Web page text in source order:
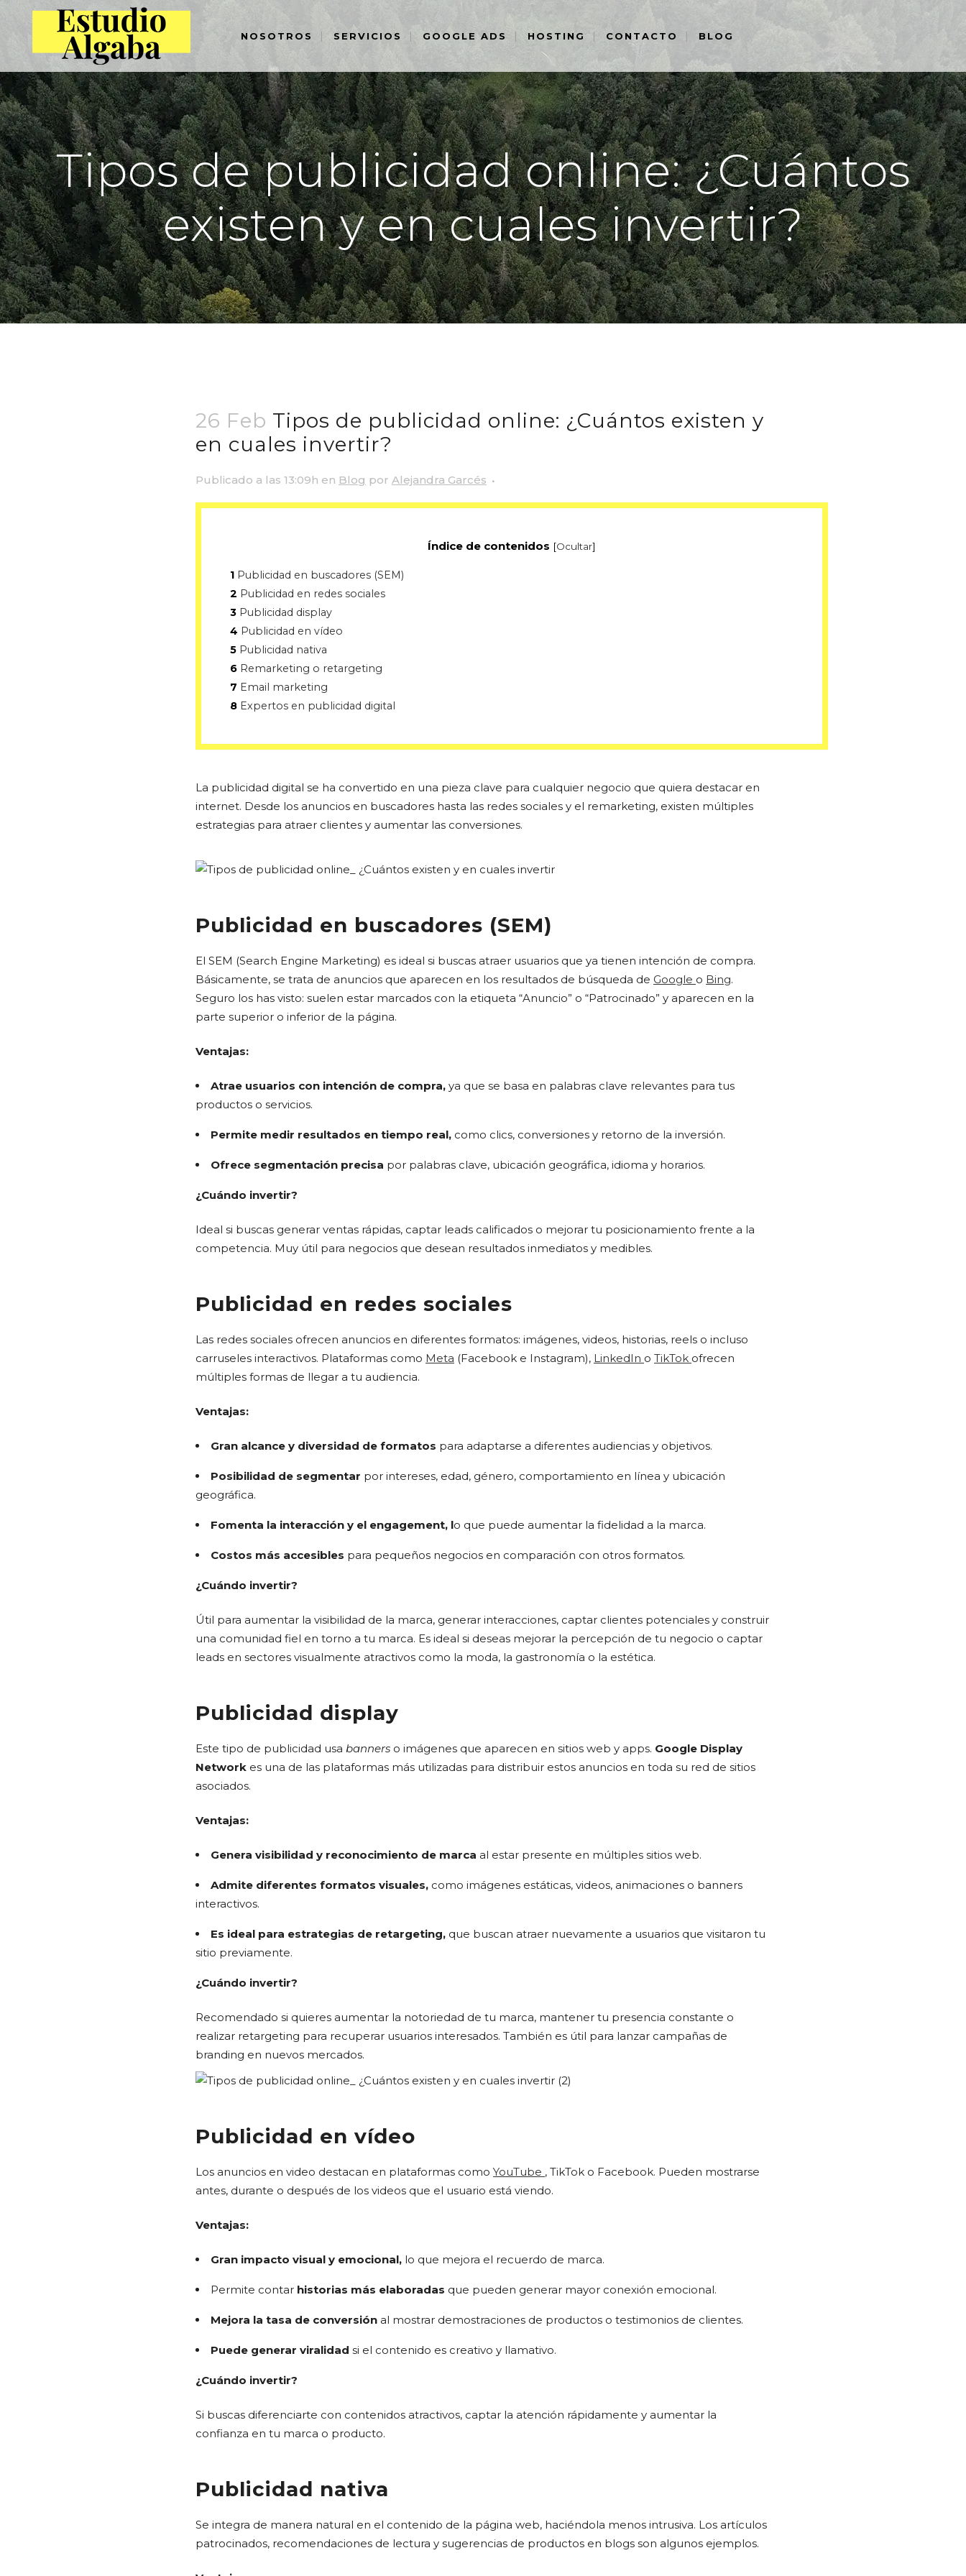
NOSOTROS SERVICIOS GOOGLE ADS HOSTING CONTACTO BLOG
Tipos de publicidad online: ¿Cuántos
existen y en cuales invertir?
26 Feb Tipos de publicidad online: ¿Cuántos existen y
en cuales invertir?
Publicado a las 13:09h en Blog por Alejandra Garcés
Índice de contenidos [Ocultar]
1 Publicidad en buscadores (SEM)
2 Publicidad en redes sociales
3 Publicidad display
4 Publicidad en vídeo
5 Publicidad nativa
6 Remarketing o retargeting
7 Email marketing
8 Expertos en publicidad digital
La publicidad digital se ha convertido en una pieza clave para cualquier negocio que quiera destacar en
internet. Desde los anuncios en buscadores hasta las redes sociales y el remarketing, existen múltiples
estrategias para atraer clientes y aumentar las conversiones.
Publicidad en buscadores (SEM)
El SEM (Search Engine Marketing) es ideal si buscas atraer usuarios que ya tienen intención de compra.
Básicamente, se trata de anuncios que aparecen en los resultados de búsqueda de Google o Bing.
Seguro los has visto: suelen estar marcados con la etiqueta “Anuncio” o “Patrocinado” y aparecen en la
parte superior o inferior de la página.
Ventajas:
Atrae usuarios con intención de compra, ya que se basa en palabras clave relevantes para tus
productos o servicios.
Permite medir resultados en tiempo real, como clics, conversiones y retorno de la inversión.
Ofrece segmentación precisa por palabras clave, ubicación geográfica, idioma y horarios.
¿Cuándo invertir?
Ideal si buscas generar ventas rápidas, captar leads calificados o mejorar tu posicionamiento frente a la
competencia. Muy útil para negocios que desean resultados inmediatos y medibles.
Publicidad en redes sociales
Las redes sociales ofrecen anuncios en diferentes formatos: imágenes, videos, historias, reels o incluso
carruseles interactivos. Plataformas como Meta (Facebook e Instagram), LinkedIn o TikTok ofrecen
múltiples formas de llegar a tu audiencia.
Ventajas:
Gran alcance y diversidad de formatos para adaptarse a diferentes audiencias y objetivos.
Posibilidad de segmentar por intereses, edad, género, comportamiento en línea y ubicación
geográfica.
Fomenta la interacción y el engagement, lo que puede aumentar la fidelidad a la marca.
Costos más accesibles para pequeños negocios en comparación con otros formatos.
¿Cuándo invertir?
Útil para aumentar la visibilidad de la marca, generar interacciones, captar clientes potenciales y construir
una comunidad fiel en torno a tu marca. Es ideal si deseas mejorar la percepción de tu negocio o captar
leads en sectores visualmente atractivos como la moda, la gastronomía o la estética.
Publicidad display
Este tipo de publicidad usa banners o imágenes que aparecen en sitios web y apps. Google Display
Network es una de las plataformas más utilizadas para distribuir estos anuncios en toda su red de sitios
asociados.
Ventajas:
Genera visibilidad y reconocimiento de marca al estar presente en múltiples sitios web.
Admite diferentes formatos visuales, como imágenes estáticas, videos, animaciones o banners
interactivos.
Es ideal para estrategias de retargeting, que buscan atraer nuevamente a usuarios que visitaron tu
sitio previamente.
¿Cuándo invertir?
Recomendado si quieres aumentar la notoriedad de tu marca, mantener tu presencia constante o
realizar retargeting para recuperar usuarios interesados. También es útil para lanzar campañas de
branding en nuevos mercados.
Publicidad en vídeo
Los anuncios en video destacan en plataformas como YouTube , TikTok o Facebook. Pueden mostrarse
antes, durante o después de los videos que el usuario está viendo.
Ventajas:
Gran impacto visual y emocional, lo que mejora el recuerdo de marca.
Permite contar historias más elaboradas que pueden generar mayor conexión emocional.
Mejora la tasa de conversión al mostrar demostraciones de productos o testimonios de clientes.
Puede generar viralidad si el contenido es creativo y llamativo.
¿Cuándo invertir?
Si buscas diferenciarte con contenidos atractivos, captar la atención rápidamente y aumentar la
confianza en tu marca o producto.
Publicidad nativa
Se integra de manera natural en el contenido de la página web, haciéndola menos intrusiva. Los artículos
patrocinados, recomendaciones de lectura y sugerencias de productos en blogs son algunos ejemplos.